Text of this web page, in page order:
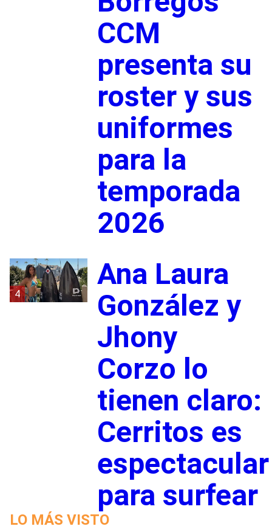
CCM
presenta su
roster y sus
uniformes
para la
temporada
2026
4
Ana Laura
González y
Jhony
Corzo lo
tienen claro:
Cerritos es
espectacular
para surfear
LO MÁS VISTO